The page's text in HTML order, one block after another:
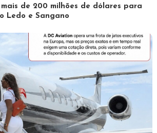
de 200 milhões de dólares para
Ledo e Sangano